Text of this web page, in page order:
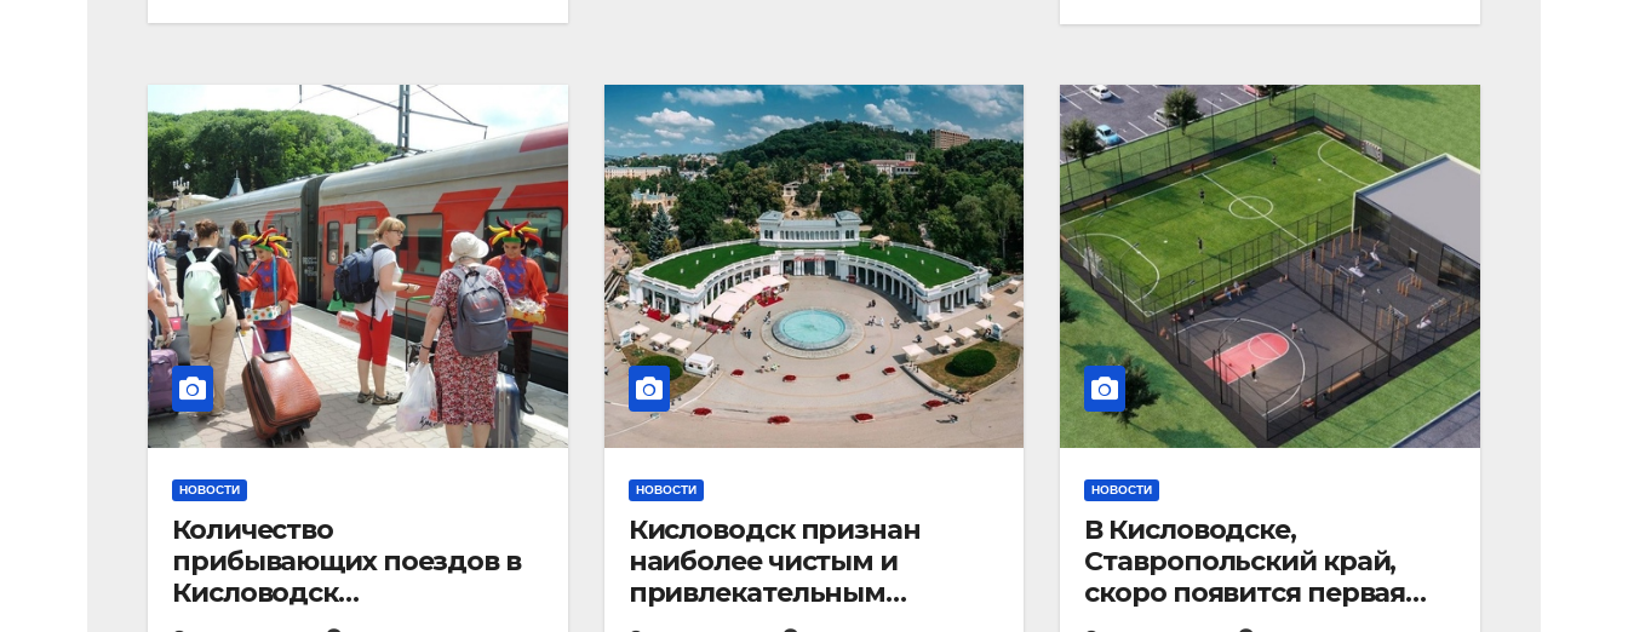
НОВОСТИ
Количество
прибывающих поездов в
Кисловодск
стремительно
НОВОСТИ
Кисловодск признан
наиболее чистым и
привлекательным
курортным городом в
НОВОСТИ
В Кисловодске,
Ставропольский край,
скоро появится первая
«умная площадка».